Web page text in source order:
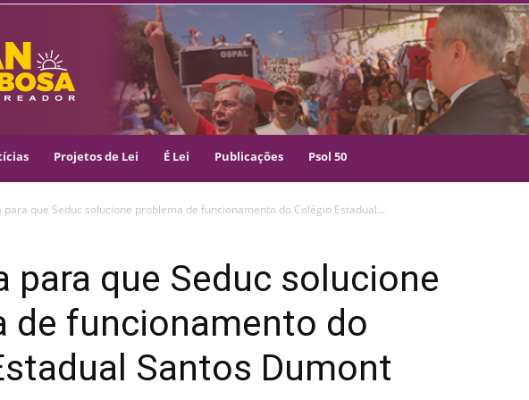
IRAN
BARBOSA
–
VEREADOR
–
Projetos de Lei É Lei Publicações Psol 50
para que Seduc solucione problema de funcionamento do Colégio Estadual...
para que Seduc solucione
de funcionamento do
Santos Dumont